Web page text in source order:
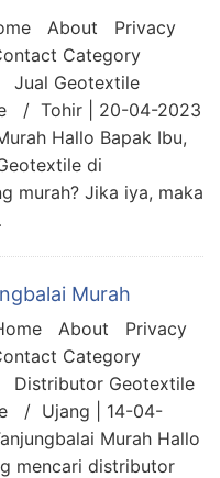
About Privacy
Category
Geotextile
/ Tohir | 20-04-2023
Hallo Bapak Ibu,
di
murah? Jika iya, maka
Murah
About Privacy
Category
Geotextile
/ Ujang | 14-04-
Murah Hallo
mencari distributor